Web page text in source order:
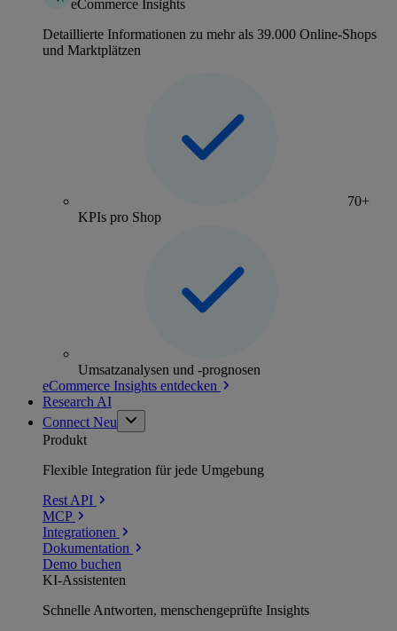
eCommerce Insights
Detaillierte Informationen zu mehr als 39.000 Online-Shops
und Marktplätzen
70+
KPIs pro Shop
Umsatzanalysen und -prognosen
eCommerce Insights entdecken
Research AI
Connect Neu
Produkt
Flexible Integration für jede Umgebung
Rest API
MCP
Integrationen
Dokumentation
Demo buchen
KI-Assistenten
Schnelle Antworten, menschengeprüfte Insights